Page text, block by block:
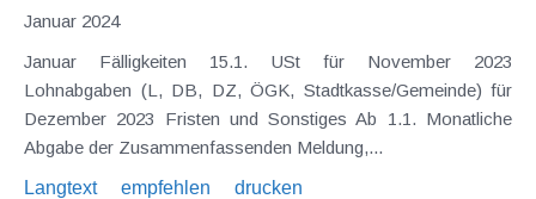
Januar 2024
Januar Fälligkeiten 15.1. USt für November 2023
Lohnabgaben (L, DB, DZ, ÖGK, Stadtkasse/Gemeinde) für
Dezember 2023 Fristen und Sonstiges Ab 1.1. Monatliche
Abgabe der Zusammenfassenden Meldung,...
Langtext
empfehlen drucken